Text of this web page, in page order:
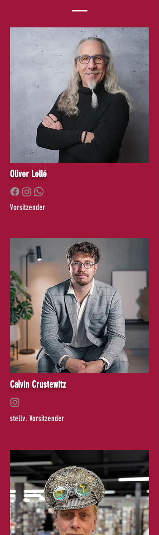
Oliver Lellé
Vorsitzender
Calvin Crustewitz
stellv. Vorsitzender